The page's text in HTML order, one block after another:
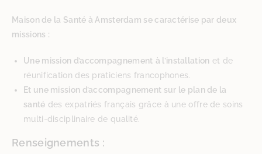
Maison de la Santé à Amsterdam se caractérise par deux
missions :
Une mission d’accompagnement à l’installation et de
réunification des praticiens francophones.
Et une mission d’accompagnement sur le plan de la
santé des expatriés français grâce à une offre de soins
multi-disciplinaire de qualité.
Renseignements :